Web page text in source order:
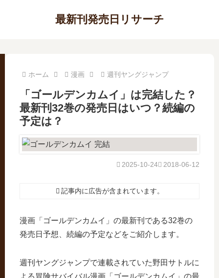
最新刊発売日リサーチ
ホーム 漫画 週刊ヤングジャンプ
「ゴールデンカムイ」は完結した？
最新刊32巻の発売日はいつ？続編の
予定は？
2018-06-12
2025-10-24
記事内に広告が含まれています。
漫画「ゴールデンカムイ」の最新刊である32巻の
発売日予想、続編の予定などをご紹介します。
週刊ヤングジャンプで連載されていた野田サトルに
よる冒険サバイバル漫画「ゴールデンカムイ」の最